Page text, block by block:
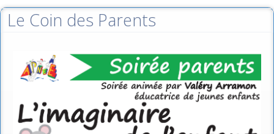
Le Coin des Parents